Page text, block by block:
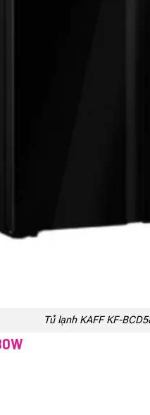
Tủ lạnh KAFF KF-